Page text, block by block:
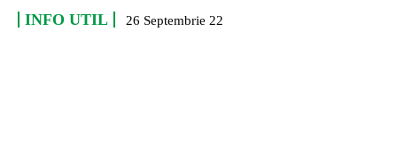
INFO UTIL 26 Septembrie 22